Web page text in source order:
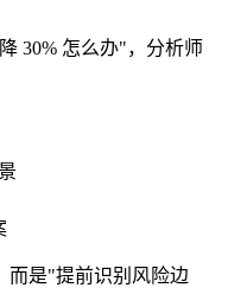
30% 怎么办"，分析师
而是"提前识别风险边